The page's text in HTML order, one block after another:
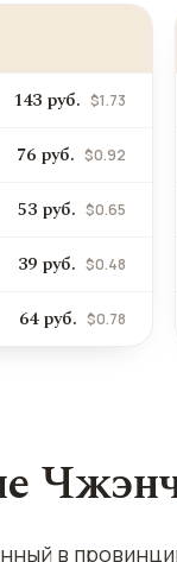
143 руб. $1.73
76 руб. $0.92
53 руб. $0.65
39 руб. $0.48
64 руб. $0.78
в